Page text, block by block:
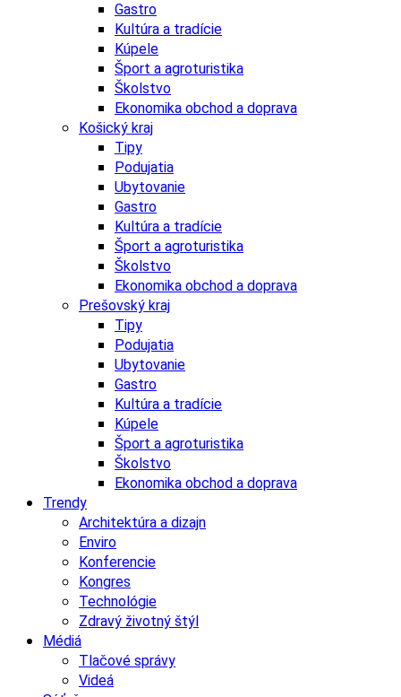
Gastro
Kultúra a tradície
Kúpele
Šport a agroturistika
Školstvo
Ekonomika obchod a doprava
Košický kraj
Tipy
Podujatia
Ubytovanie
Gastro
Kultúra a tradície
Šport a agroturistika
Školstvo
Ekonomika obchod a doprava
Prešovský kraj
Tipy
Podujatia
Ubytovanie
Gastro
Kultúra a tradície
Kúpele
Šport a agroturistika
Školstvo
Ekonomika obchod a doprava
Trendy
Architektúra a dizajn
Enviro
Konferencie
Kongres
Technológie
Zdravý životný štýl
Médiá
Tlačové správy
Videá